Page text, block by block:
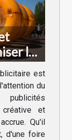
la
est
du
publicités
et
Qu'il
d'une foire